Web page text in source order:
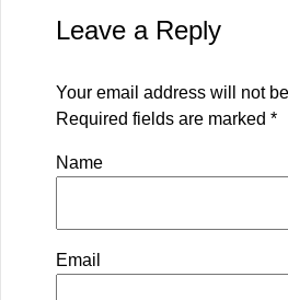
Leave a Reply
Your email address will not
Required fields are marked *
Name
Email